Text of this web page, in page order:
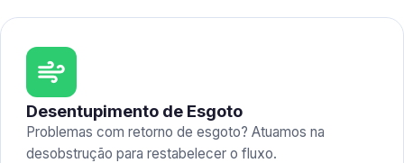
Desentupimento de Esgoto
Problemas com retorno de esgoto? Atuamos na
desobstrução para restabelecer o fluxo.